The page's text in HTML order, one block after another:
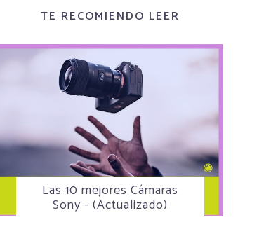
TE RECOMIENDO LEER
Las 10 mejores Cámaras
Sony - (Actualizado)